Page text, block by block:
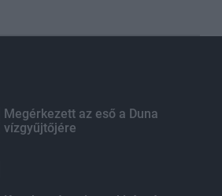
Megérkezett az eső a Duna
vízgyűjtőjére